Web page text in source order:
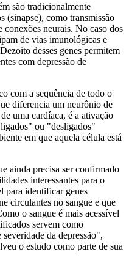
são tradicionalmente
(sinapse), como transmissão
conexões neurais. No caso dos
de vias imunológicas e
desses genes permitem
com depressão de
com a sequência de todo o
diferencia um neurônio de
uma cardíaca, é a ativação
ou "desligados"
em que aquela célula está
ainda precisa ser confirmado
interessantes para o
para identificar genes
circulantes no sangue e que
o sangue é mais acessível
servem como
da depressão",
o estudo como parte de sua